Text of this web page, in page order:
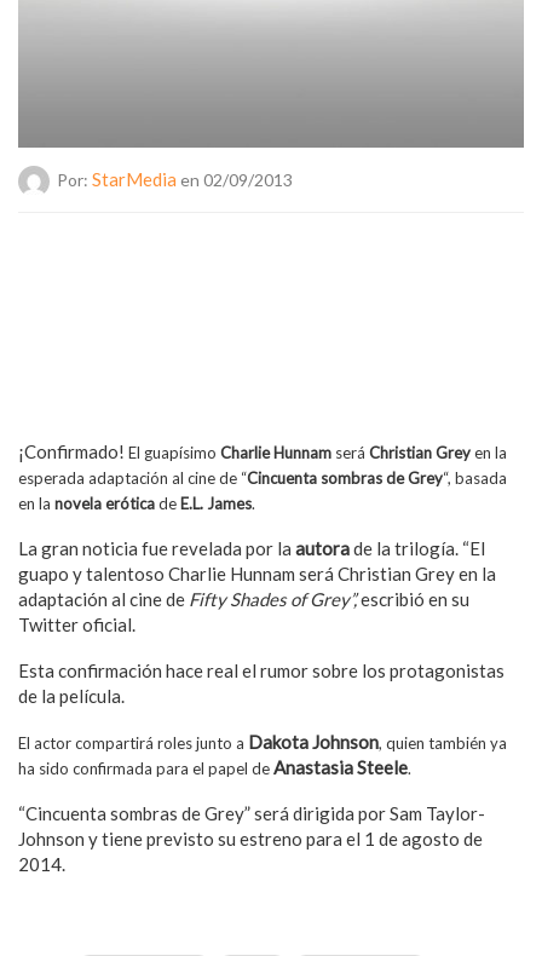
Por: StarMedia en 02/09/2013
¡Confirmado! El guapísimo Charlie Hunnam será Christian Greyen la
esperada adaptación al cine de “Cincuenta sombras de Grey“, basada
en la novela eróticade E.L. James.
La gran noticia fue revelada por la autorade la trilogía. “El
guapo y talentoso Charlie Hunnam será Christian Grey en la
adaptación al cine de Fifty Shades of Grey”,escribió en su
Twitter oficial.
Esta confirmación hace real el rumor sobre los protagonistas
de la película.
El actor compartirá roles junto a Dakota Johnson, quien también ya
ha sido confirmada para el papel deAnastasia Steele.
“Cincuenta sombras de Grey” será dirigida por Sam Taylor-
Johnson y tiene previsto su estreno para el 1 de agosto de
2014.